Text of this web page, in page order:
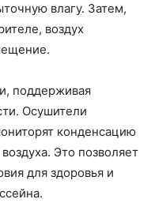
влагу. Затем,
воздух
поддерживая
Осушители
конденсацию
Это позволяет
для здоровья и